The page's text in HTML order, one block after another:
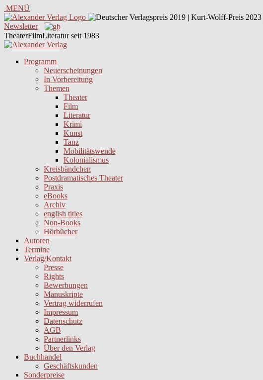
MENÜ
Newsletter
TheaterFilmLiteratur seit 1983
Programm
Neuerscheinungen
In Vorbereitung
Themen
Theater
Film
Literatur
Krimi
Kunst
Tanz
Mobilitätswende
Kolonialismus
Kreisbändchen
Postdramatisches Theater
Praxis
eBooks
Archiv
english titles
Non-Books
Hörbücher
Autoren
Termine
Verlag/Kontakt
Presse
Rights
Bewerbungen
Manuskripte
Vertrag widerrufen
Impressum
Datenschutz
AGB
Partnerlinks
Über den Verlag
Buchhandel
Geschäftskunden
Sonderpreise